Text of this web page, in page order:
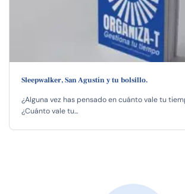
Sleepwalker, San Agustín y tu bolsillo.
¿Alguna vez has pensado en cuánto vale tu
¿Cuánto vale tu...